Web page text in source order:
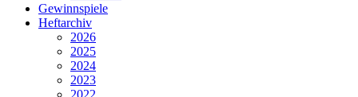
Gewinnspiele
Heftarchiv
2026
2025
2024
2023
2022